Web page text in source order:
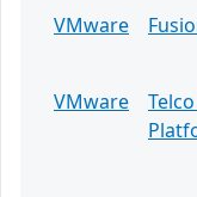
VMware
VMware